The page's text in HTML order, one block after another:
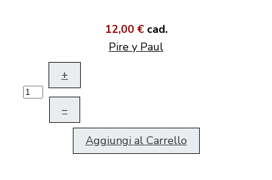
12,00 € cad.
Pire y Paul
+
–
Aggiungi al Carrello